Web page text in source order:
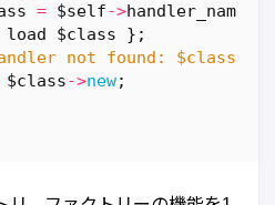
= $self->
load $class
};
not found: $class"
$class->new;